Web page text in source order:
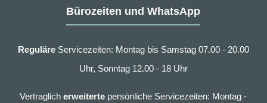
Bürozeiten und WhatsApp
ReguläreServicezeiten: Montag bis Samstag 07.00 - 20.00
Uhr, Sonntag 12.00 - 18 Uhr
Vertraglicherweiterte persönliche Servicezeiten: Montag -